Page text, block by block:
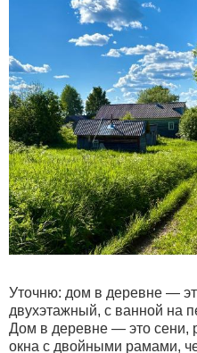
Уточню: дом в деревне —
двухэтажный, с ванной на
Дом в деревне — это сени,
окна с двойными рамами,